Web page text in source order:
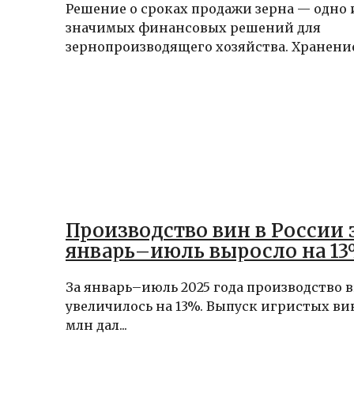
Решение о сроках продажи зерна — одно
значимых финансовых решений для
зернопроизводящего хозяйства.
Производство вин в России
январь–июль выросло на
За январь–июль 2025 года производство
увеличилось на 13%. Выпуск игристых
млн дал...